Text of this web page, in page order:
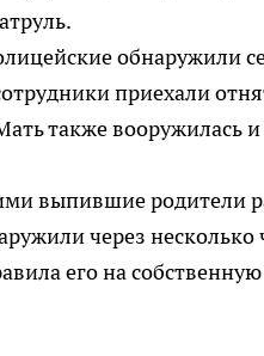
обнаружили
приехали
также вооружилась
выпившие родители
через
его на